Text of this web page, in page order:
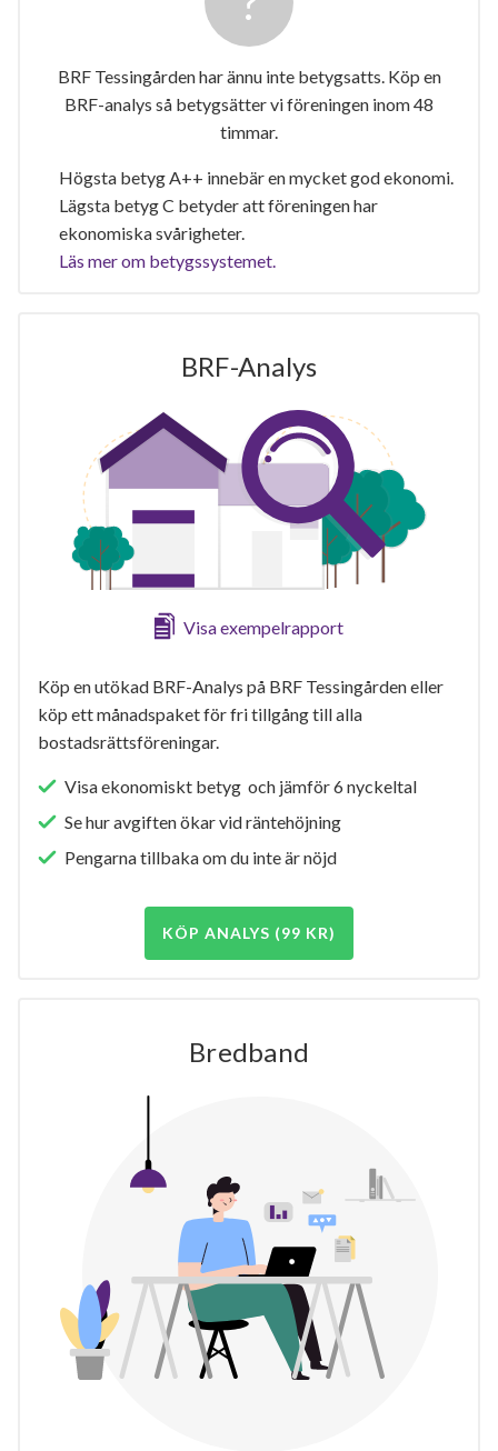
BRF Tessingården har ännu inte betygsatts. Köp en
BRF-analys så betygsätter vi föreningen inom 48
timmar.
Högsta betyg A++ innebär en mycket god ekonomi.
Lägsta betyg C betyder att föreningen har
ekonomiska svårigheter.
Läs mer om betygssystemet.
BRF-Analys
Visa exempelrapport
Köp en utökad BRF-Analys på BRF Tessingården eller
köp ett månadspaket för fri tillgång till alla
bostadsrättsföreningar.
Visa ekonomiskt betyg och jämför 6 nyckeltal
Se hur avgiften ökar vid räntehöjning
Pengarna tillbaka om du inte är nöjd
KÖP ANALYS (99 KR)
Bredband